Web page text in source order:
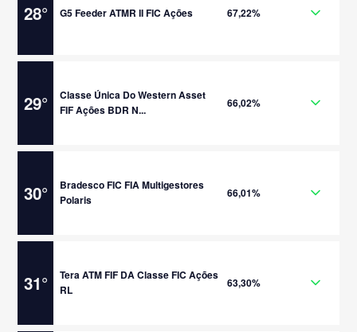
28° G5 Feeder ATMR II FIC Ações 67,22%
29°
Classe Única Do Western Asset
FIF Ações BDR N...
66,02%
30°
Bradesco FIC FIA Multigestores
Polaris
66,01%
31°
Tera ATM FIF DA Classe FIC Ações
RL
63,30%